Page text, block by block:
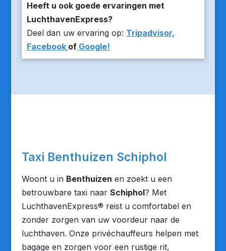
Heeft u ook goede ervaringen met
LuchthavenExpress?
Deel dan uw ervaring op: Tripadvisor,
Facebook ofGoogle!
Taxi Benthuizen Schiphol
Woont u in Benthuizen en zoekt u een
betrouwbare taxi naar Schiphol? Met
LuchthavenExpress® reist u comfortabel en
zonder zorgen van uw voordeur naar de
luchthaven. Onze privéchauffeurs helpen met
bagage en zorgen voor een rustige rit,